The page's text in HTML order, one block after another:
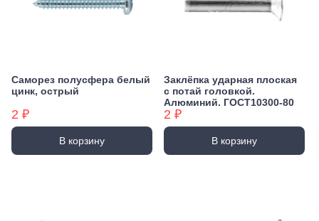
Саморез полусфера белый
цинк, острый
2 ₽
В корзину
Заклёпка ударная плоская
с потай головкой.
Алюминий. ГОСТ10300-80
2 ₽
В корзину